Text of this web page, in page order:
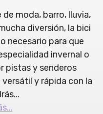
moda, barro, lluvia,
diversión, la bici
necesario para que
invernal o
pistas y senderos
y rápida con la
...